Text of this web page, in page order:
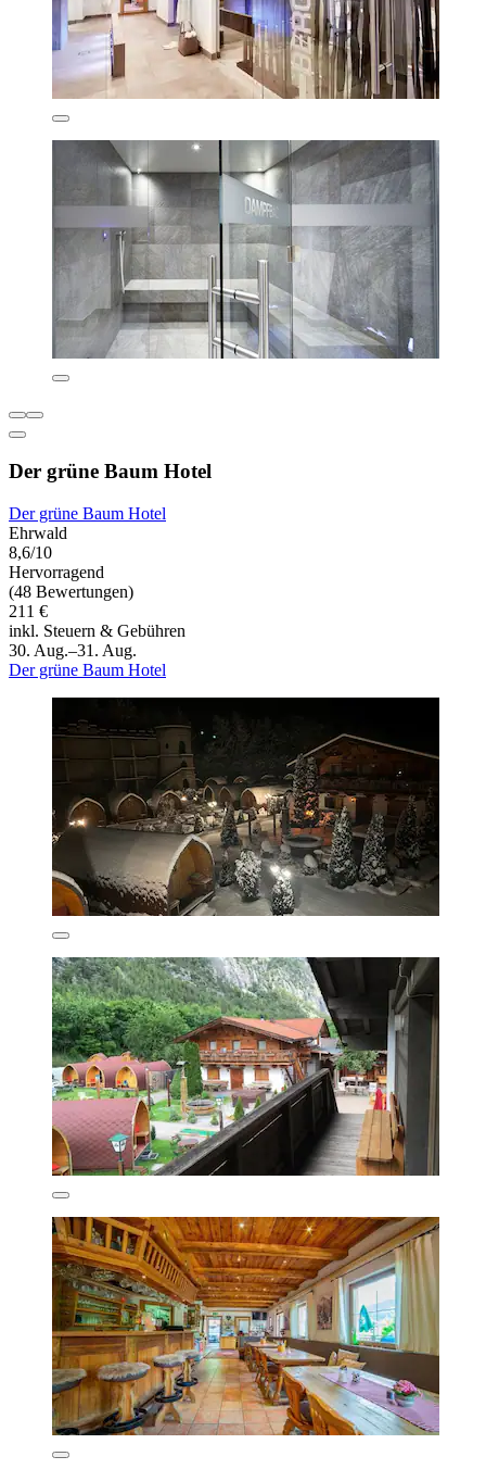
Der grüne Baum Hotel
Der grüne Baum Hotel
Ehrwald
8,6/10
Hervorragend
(48 Bewertungen)
211 €
inkl. Steuern & Gebühren
30. Aug.–31. Aug.
Der grüne Baum Hotel